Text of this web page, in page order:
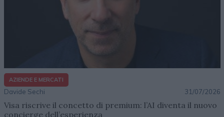
AZIENDE E MERCATI
Davide Sechi 31/07/2026
Visa riscrive il concetto di premium: l’AI diventa il nuovo
concierge dell’esperienza